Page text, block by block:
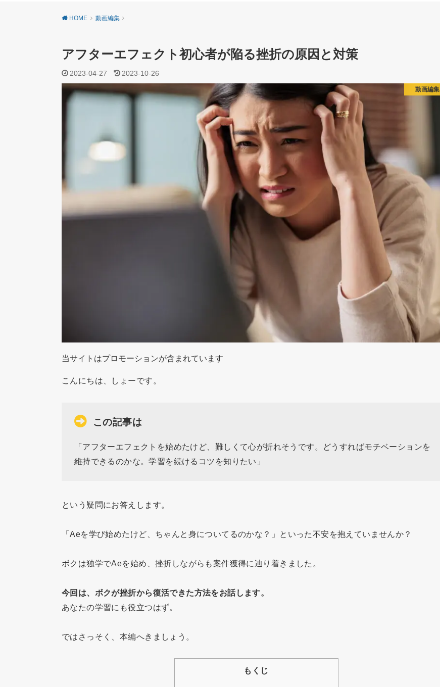
HOME 動画編集
アフターエフェクト初心者が陥る挫折の原因と対策
2023-04-27 2023-10-26
動画編集
当サイトはプロモーションが含まれています
こんにちは、しょーです。
この記事は
「アフターエフェクトを始めたけど、難しくて心が折れそうです。どうすればモチベーションを
維持できるのかな。学習を続けるコツを知りたい」
という疑問にお答えします。
「Aeを学び始めたけど、ちゃんと身についてるのかな？」といった不安を抱えていませんか？
ボクは独学でAeを始め、挫折しながらも案件獲得に辿り着きました。
今回は、ボクが挫折から復活できた方法をお話します。
あなたの学習にも役立つはず。
ではさっそく、本編へきましょう。
もくじ